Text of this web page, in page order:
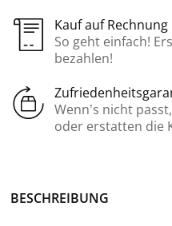
Kauf auf Rechnung
So geht einfach!
bezahlen!
Wenn’s nicht
oder erstatten die
BE­SCHREI­BUNG